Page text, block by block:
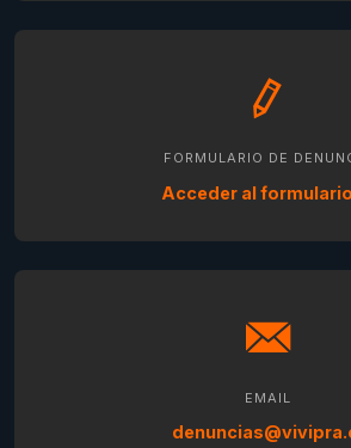
FORMULARIO DE
Acceder al formulario
EMAIL